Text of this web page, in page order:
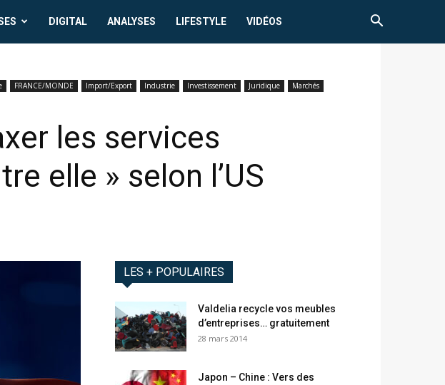
DIGITAL ANALYSES LIFESTYLE VIDÉOS
FRANCE/MONDE Import/Export Industrie Investissement Juridique
Marchés
les services
elle » selon l’US
LES + POPULAIRES
Valdelia recycle vos meubles
d’entreprises… gratuitement
28 mars 2014
Japon – Chine : Vers des